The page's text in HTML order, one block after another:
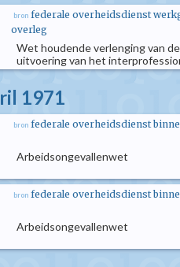
bron federale overheidsdienst
overleg
Wet houdende verlenging van
uitvoering van het
1971
bron federale overheidsdienst
Arbeidsongevallenwet
bron federale overheidsdienst
Arbeidsongevallenwet